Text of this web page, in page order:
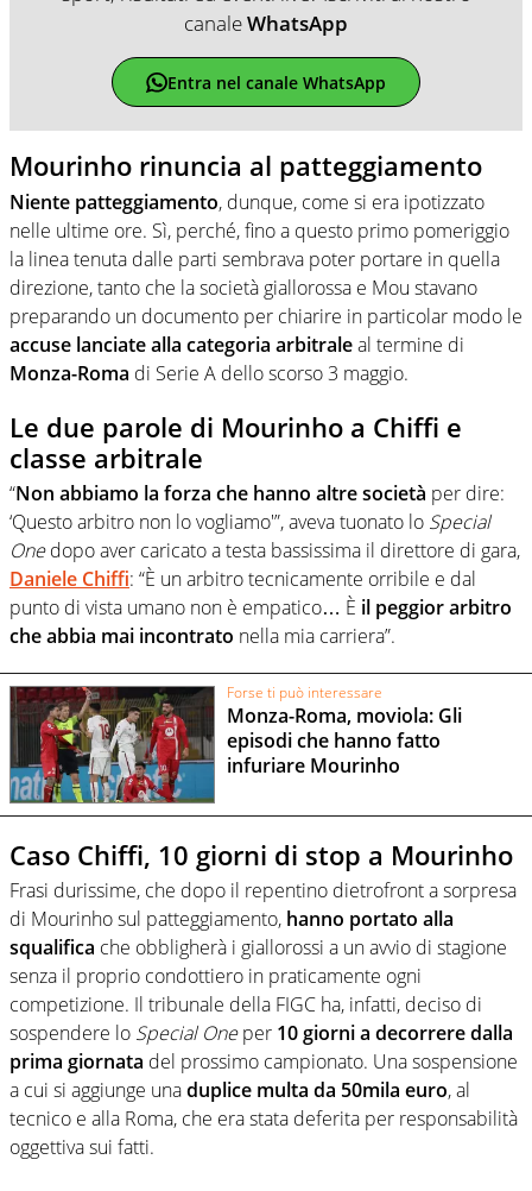
canaleWhatsApp
Entra nel canale WhatsApp
Mourinho rinuncia al patteggiamento
Niente patteggiamento, dunque, come si era ipotizzato
nelle ultime ore. Sì, perché, fino a questo primo pomeriggio
la linea tenuta dalle parti sembrava poter portare in quella
direzione, tanto che la società giallorossa e Mou stavano
preparando un documento per chiarire in particolar modo le
accuse lanciate alla categoria arbitraleal termine di
Monza-Roma di Serie A dello scorso 3 maggio.
Le due parole di Mourinho a Chiffi e
classe arbitrale
“Non abbiamo la forza che hanno altre società per dire:
‘Questo arbitro non lo vogliamo'”, aveva tuonato lo Special
Onedopo aver caricato a testa bassissima il direttore di gara,
Daniele Chiffi: “È un arbitro tecnicamente orribile e dal
punto di vista umano non è empatico… È il peggior arbitro
che abbia mai incontrato nella mia carriera”.
Forse ti può interessare
Monza-Roma, moviola: Gli
episodi che hanno fatto
infuriare Mourinho
Caso Chiffi, 10 giorni di stop a Mourinho
Frasi durissime, che dopo il repentino dietrofront a sorpresa
di Mourinho sul patteggiamento, hanno portato alla
squalifica che obbligherà i giallorossi a un avvio di stagione
senza il proprio condottiero in praticamente ogni
competizione. Il tribunale della FIGC ha, infatti, deciso di
sospendere lo Special Oneper 10 giorni a decorrere dalla
prima giornata del prossimo campionato. Una sospensione
a cui si aggiunge unaduplice multa da 50mila euro, al
tecnico e alla Roma, che era stata deferita per responsabilità
oggettiva sui fatti.